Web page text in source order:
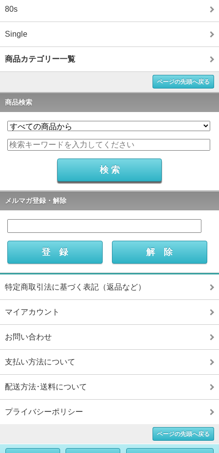
80s
Single
商品カテゴリー一覧
ページの先頭へ戻る
商品検索
メルマガ登録・解除
特定商取引法に基づく表記（返品など）
マイアカウント
お問い合わせ
支払い方法について
配送方法･送料について
プライバシーポリシー
ページの先頭へ戻る